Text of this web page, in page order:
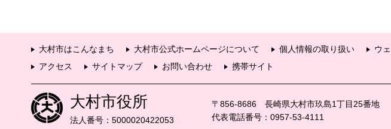
大村市はこんなまち 大村市公式ホームページについて 個人情報の取り扱い ウ
アクセス
サイトマップ お問い合わせ 携帯サイト
大村市役所
法人番号：5000020422053
〒856-8686 長崎県大村市玖島1丁目25番地
代表電話番号：0957-53-4111